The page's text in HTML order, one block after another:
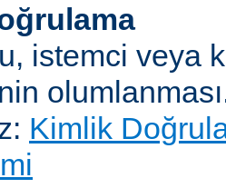
istemci veya
Kimlik